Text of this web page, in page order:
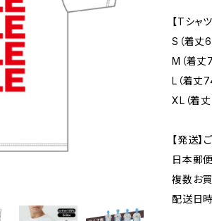
【Tシャ
S（着丈
M（着丈
L（着丈
XL（着
【発送
日本郵
複数お
配送日